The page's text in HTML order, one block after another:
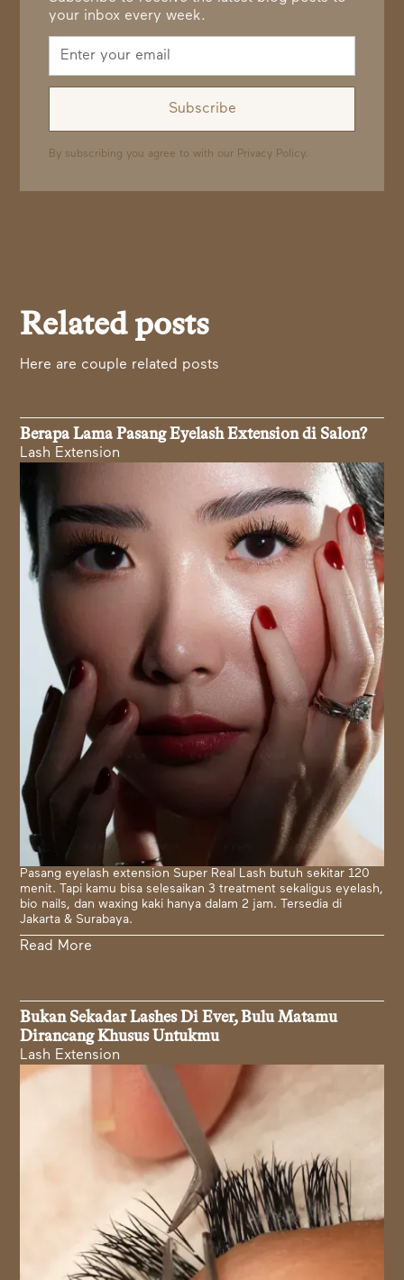
your inbox every week.
By subscribing you agree to with our Privacy Policy.
Related posts
Here are couple related posts
Berapa Lama Pasang Eyelash Extension di Salon?
Lash Extension
Pasang eyelash extension Super Real Lash butuh sekitar 120
menit. Tapi kamu bisa selesaikan 3 treatment sekaligus eyelash,
bio nails, dan waxing kaki hanya dalam 2 jam. Tersedia di
Jakarta & Surabaya.
Read More
Bukan Sekadar Lashes Di Ever, Bulu Matamu
Dirancang Khusus Untukmu
Lash Extension